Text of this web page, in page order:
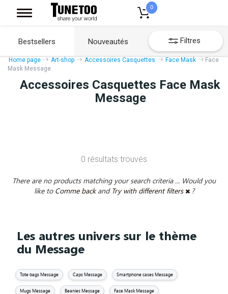
0
Bestsellers Nouveautés Filtres
Home page Art-shop Accessoires Casquettes Face Mask
Face
Mask Message
Accessoires Casquettes Face Mask
Message
0 résultats trouvés
There are no products matching your search criteria ... Would you
like to Comme back and Try with different filters ?
Les autres univers sur le thème
du Message
Tote bags Message Caps Message Smartphone cases Message
Mugs Message Beanies Message Face Mask Message